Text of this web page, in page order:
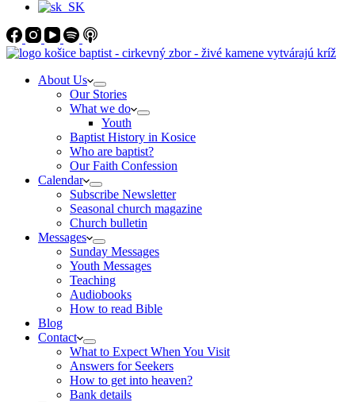
About Us
Our Stories
What we do
Youth
Baptist History in Kosice
Who are baptist?
Our Faith Confession
Calendar
Subscribe Newsletter
Seasonal church magazine
Church bulletin
Messages
Sunday Messages
Youth Messages
Teaching
Audiobooks
How to read Bible
Blog
Contact
What to Expect When You Visit
Answers for Seekers
How to get into heaven?
Bank details